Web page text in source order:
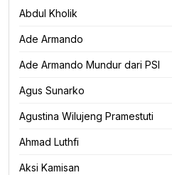
Abdul Kholik
Ade Armando
Ade Armando Mundur dari PSI
Agus Sunarko
Agustina Wilujeng Pramestuti
Ahmad Luthfi
Aksi Kamisan